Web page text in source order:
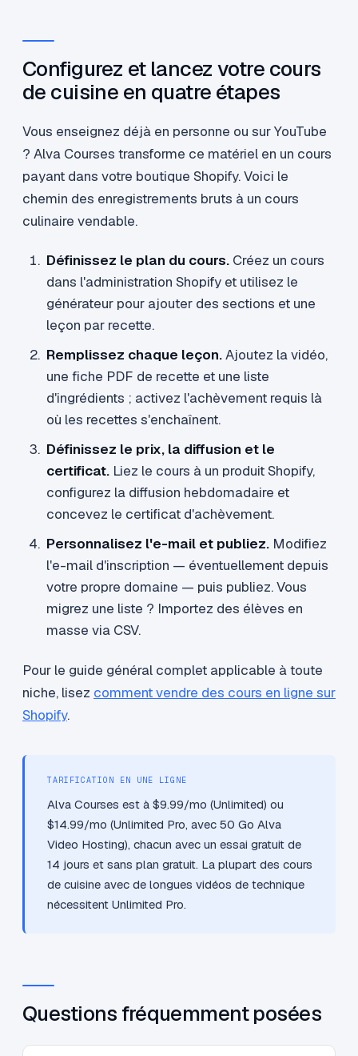
Configurez et lancez votre cours
de cuisine en quatre étapes
Vous enseignez déjà en personne ou sur YouTube
? Alva Courses transforme ce matériel en un cours
payant dans votre boutique Shopify. Voici le
chemin des enregistrements bruts à un cours
culinaire vendable.
Définissez le plan du cours. Créez un cours
dans l'administration Shopify et utilisez le
générateur pour ajouter des sections et une
leçon par recette.
Remplissez chaque leçon.Ajoutez la vidéo,
une fiche PDF de recette et une liste
d'ingrédients ; activez l'achèvement requis là
où les recettes s'enchaînent.
Définissez le prix, la diffusion et le
certificat. Liez le cours à un produit Shopify,
configurez la diffusion hebdomadaire et
concevez le certificat d'achèvement.
Personnalisez l'e-mail et publiez. Modifiez
l'e-mail d'inscription — éventuellement depuis
votre propre domaine — puis publiez. Vous
migrez une liste ? Importez des élèves en
masse via CSV.
Pour le guide général complet applicable à toute
niche, lisez comment vendre des cours en ligne sur
Shopify.
TARIFICATION EN UNE LIGNE
Alva Courses est à $9.99/mo (Unlimited) ou
$14.99/mo (Unlimited Pro, avec 50 Go Alva
Video Hosting), chacun avec un essai gratuit de
14 jours et sans plan gratuit. La plupart des cours
de cuisine avec de longues vidéos de technique
nécessitent Unlimited Pro.
Questions fréquemment posées